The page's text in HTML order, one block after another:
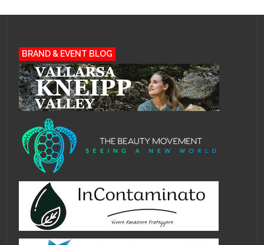
BRAND & EVENT BLOG